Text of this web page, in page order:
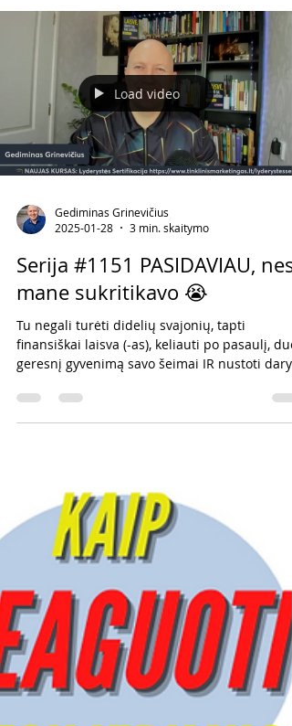
Load video
Gediminas Grinevičius
2025-01-28
3 min. skaitymo
Serija #1151 PASIDAVIAU, nes
mane sukritikavo 😭
Tu negali turėti didelių svajonių, tapti
finansiškai laisva (-as), keliauti po pasaulį,
geresnį gyvenimą savo šeimai IR nustoti daryti